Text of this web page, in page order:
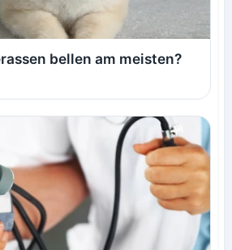
bellen am meisten?